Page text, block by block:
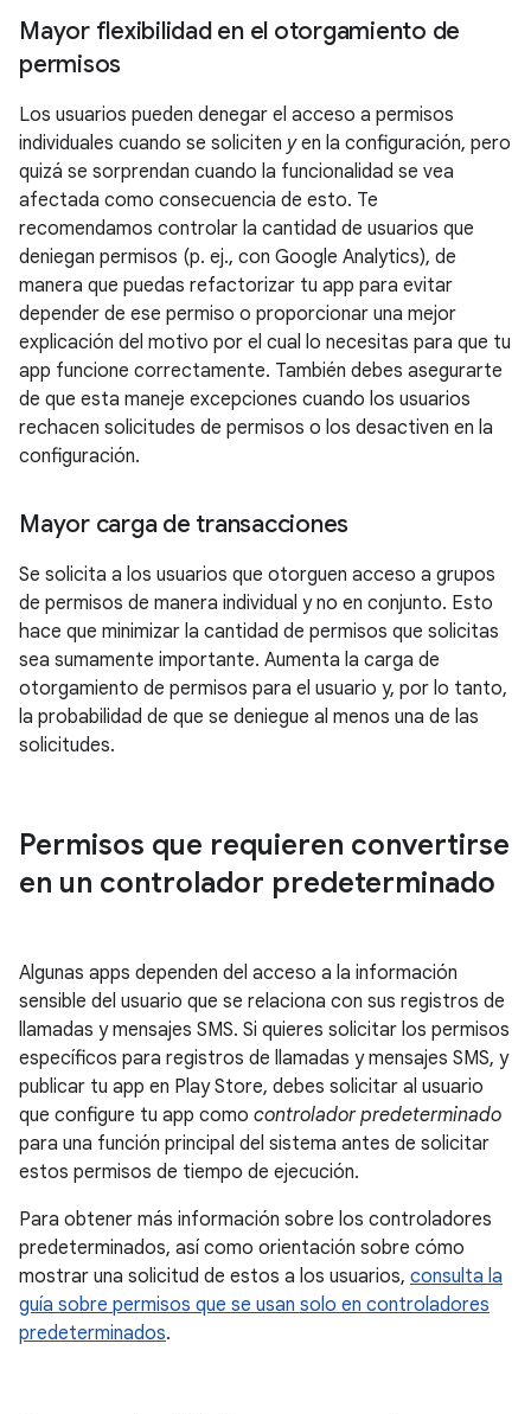
Mayor flexibilidad en el otorgamiento de
permisos
Los usuarios pueden denegar el acceso a permisos
individuales cuando se soliciten yen la configuración, pero
quizá se sorprendan cuando la funcionalidad se vea
afectada como consecuencia de esto. Te
recomendamos controlar la cantidad de usuarios que
deniegan permisos (p. ej., con Google Analytics), de
manera que puedas refactorizar tu app para evitar
depender de ese permiso o proporcionar una mejor
explicación del motivo por el cual lo necesitas para que tu
app funcione correctamente. También debes asegurarte
de que esta maneje excepciones cuando los usuarios
rechacen solicitudes de permisos o los desactiven en la
configuración.
Mayor carga de transacciones
Se solicita a los usuarios que otorguen acceso a grupos
de permisos de manera individual y no en conjunto. Esto
hace que minimizar la cantidad de permisos que solicitas
sea sumamente importante. Aumenta la carga de
otorgamiento de permisos para el usuario y, por lo tanto,
la probabilidad de que se deniegue al menos una de las
solicitudes.
Permisos que requieren convertirse
en un controlador predeterminado
Algunas apps dependen del acceso a la información
sensible del usuario que se relaciona con sus registros de
llamadas y mensajes SMS. Si quieres solicitar los permisos
específicos para registros de llamadas y mensajes SMS, y
publicar tu app en Play Store, debes solicitar al usuario
que configure tu app como controlador predeterminado
para una función principal del sistema antes de solicitar
estos permisos de tiempo de ejecución.
Para obtener más información sobre los controladores
predeterminados, así como orientación sobre cómo
mostrar una solicitud de estos a los usuarios, consulta la
guía sobre permisos que se usan solo en controladores
predeterminados.